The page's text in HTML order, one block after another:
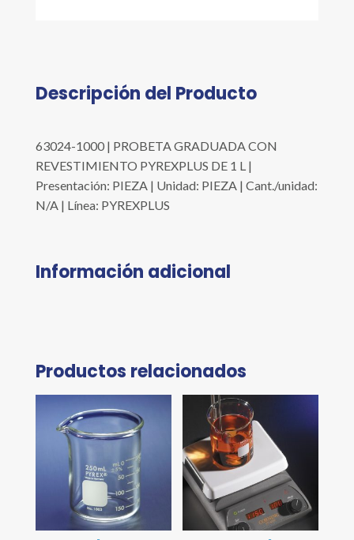
Descripción del Producto
63024-1000 | PROBETA GRADUADA CON
REVESTIMIENTO PYREXPLUS DE 1 L |
Presentación: PIEZA | Unidad: PIEZA | Cant./unidad:
N/A | Línea: PYREXPLUS
Información adicional
Productos relacionados